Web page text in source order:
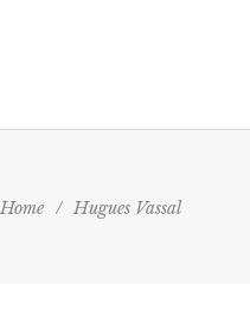
Home / Hugues Vassal